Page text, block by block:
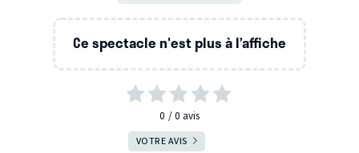
Ce spectacle n'est plus à l’affiche
0 0 avis
VOTRE AVIS